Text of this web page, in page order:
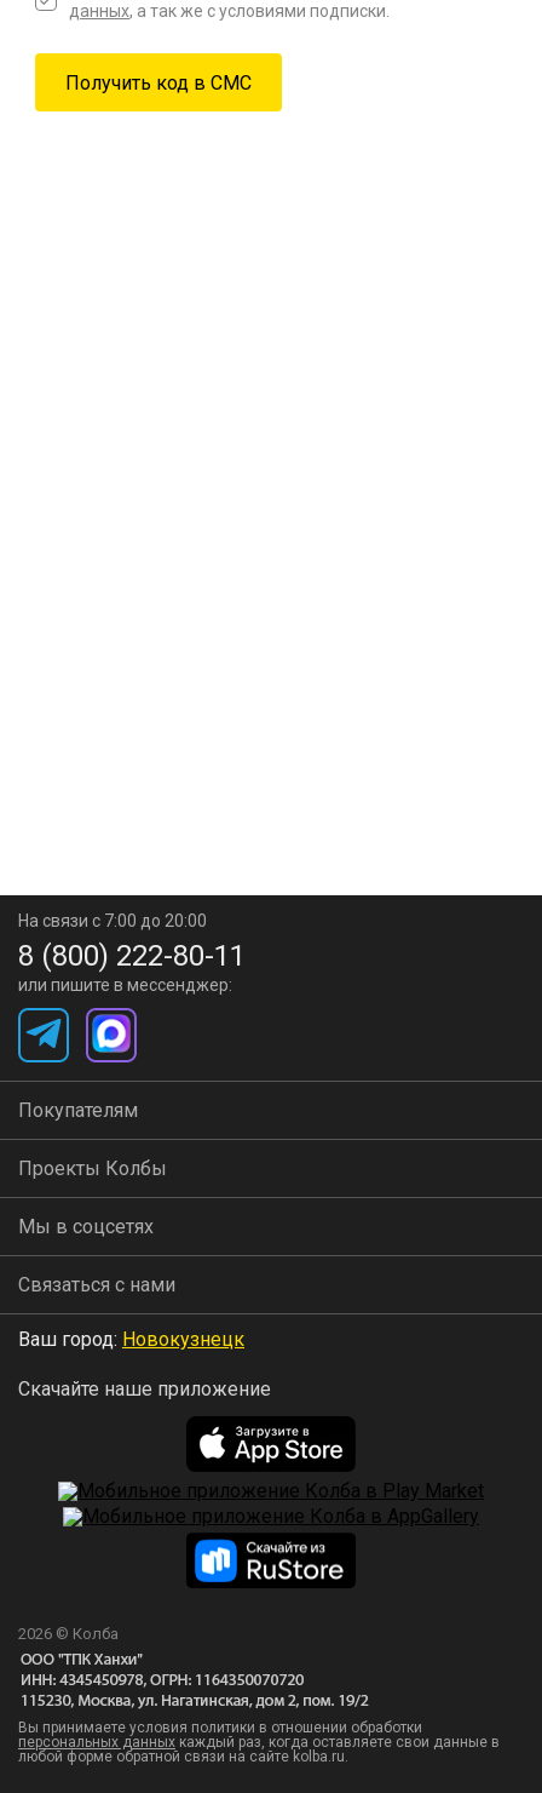
данных, а так же с условиями подписки.
На связи с 7:00 до 20:00
8 (800) 222-80-11
или пишите в мессенджер:
Покупателям
Проекты Колбы
Мы в соцсетях
Связаться с нами
Ваш город: Новокузнецк
Скачайте наше приложение
2026 © Колба
Вы принимаете условия политики в отношении обработки
персональных данных каждый раз, когда оставляете свои данные в
любой форме обратной связи на сайте kolba.ru.